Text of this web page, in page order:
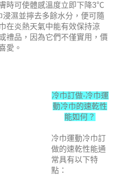
時可使體感溫度立即下降3℃
濕並擰去多餘水分，便可隨
在炎熱天氣中能有效保持涼
禮品，因為它們不僅實用，價
愛。
冷巾訂做-冷
巾運動冷巾的
速乾性能如
冷巾運動冷巾
訂做的速乾性
能通常具有以